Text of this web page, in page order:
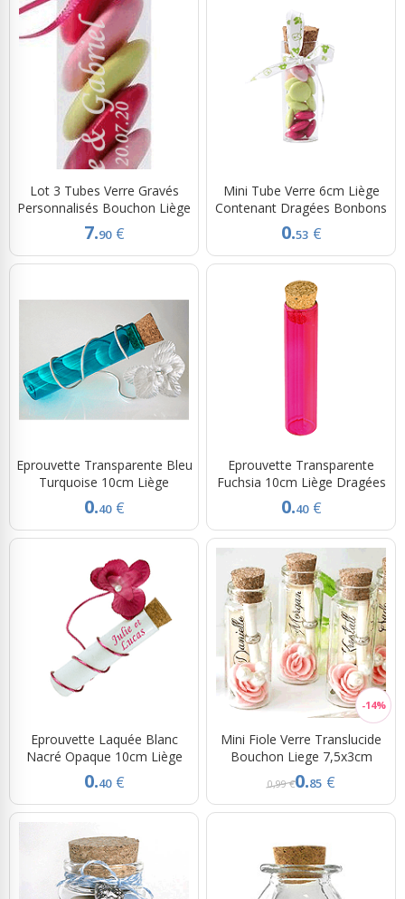
Lot 3 Tubes Verre Gravés
Personnalisés Bouchon Liège
7.90 €
Mini Tube Verre 6cm Liège
Contenant Dragées Bonbons
0.53 €
Eprouvette Transparente Bleu
Turquoise 10cm Liège
0.40 €
Eprouvette Transparente
Fuchsia 10cm Liège Dragées
0.40 €
Eprouvette Laquée Blanc
Nacré Opaque 10cm Liège
0.40 €
Mini Fiole Verre Translucide
Bouchon Liege 7,5x3cm
0,99 €0.85 €